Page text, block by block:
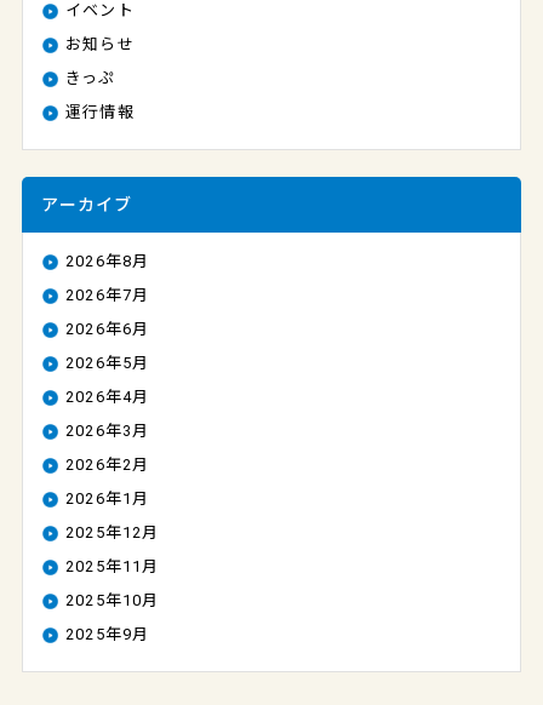
イベント
お知らせ
きっぷ
運行情報
アーカイブ
2026年8月
2026年7月
2026年6月
2026年5月
2026年4月
2026年3月
2026年2月
2026年1月
2025年12月
2025年11月
2025年10月
2025年9月